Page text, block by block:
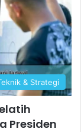
& Strategi
Presiden